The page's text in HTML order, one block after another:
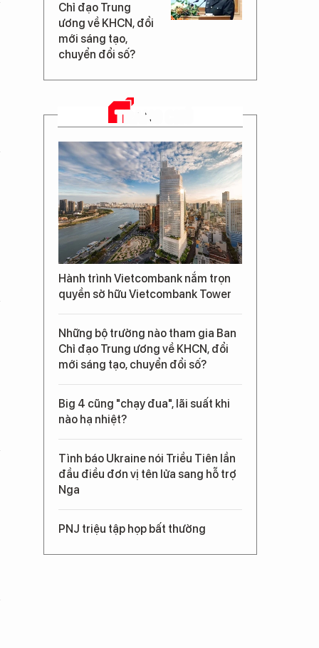
Chỉ đạo Trung
ương về KHCN, đổi
mới sáng tạo,
chuyển đổi số?
TRANG CHỦ
Hành trình Vietcombank nắm trọn
quyền sở hữu Vietcombank Tower
Những bộ trưởng nào tham gia Ban
Chỉ đạo Trung ương về KHCN, đổi
mới sáng tạo, chuyển đổi số?
Big 4 cũng "chạy đua", lãi suất khi
nào hạ nhiệt?
Tình báo Ukraine nói Triều Tiên lần
đầu điều đơn vị tên lửa sang hỗ trợ
Nga
PNJ triệu tập họp bất thường